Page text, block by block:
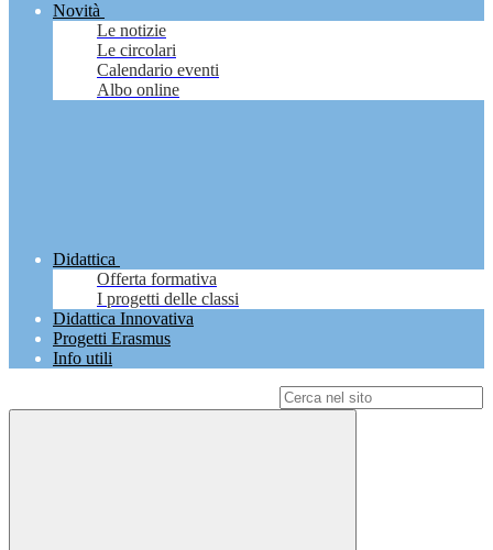
Novità
Le notizie
Le circolari
Calendario eventi
Albo online
Didattica
Offerta formativa
I progetti delle classi
Didattica Innovativa
Progetti Erasmus
Info utili